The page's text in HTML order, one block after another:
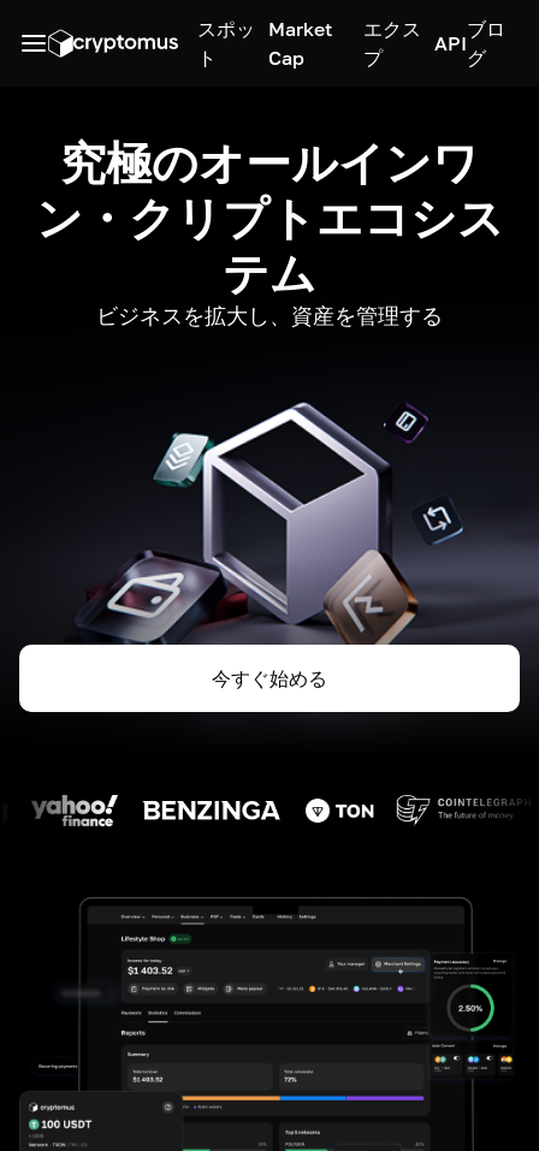
スポッ
ト
Market
Cap
エクス
プ
API
ブロ
グ
究極のオールインワ
ン・クリプトエコシス
テム
ビジネスを拡大し、資産を管理する
今すぐ始める